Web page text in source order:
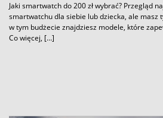
Jaki smartwatch do 200 zł wybrać? Przegląd
smartwatchu dla siebie lub dziecka, ale masz
w tym budżecie znajdziesz modele, które
Co więcej, […]